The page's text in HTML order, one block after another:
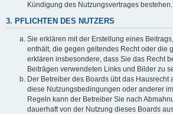
Kündigung des Nutzungsvertrages bestehen.
3. PFLICHTEN DES NUTZERS
Sie erklären mit der Erstellung eines
enthält, die gegen geltendes Recht oder die
erklären insbesondere, dass Sie das Recht
Beiträgen verwendeten Links und Bilder zu
Der Betreiber des Boards übt das Hausrecht
diese Nutzungsbedingungen oder anderer
Regeln kann der Betreiber Sie nach
dauerhaft von der Nutzung dieses Boards